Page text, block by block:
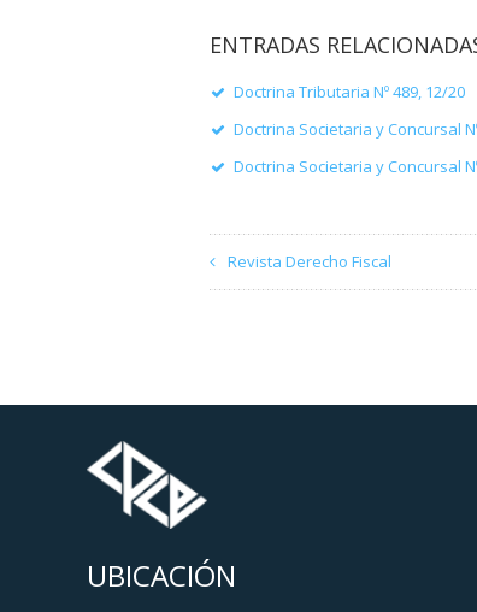
ENTRADAS
Doctrina Tributaria Nº 489, 12/20
Doctrina Societaria y Concursal
Doctrina Societaria y Concursal
Revista Derecho Fiscal
UBICACIÓN